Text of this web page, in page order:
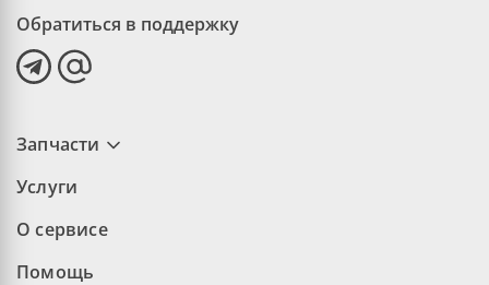
Обратиться в поддержку
Запчасти
Услуги
О сервисе
Помощь